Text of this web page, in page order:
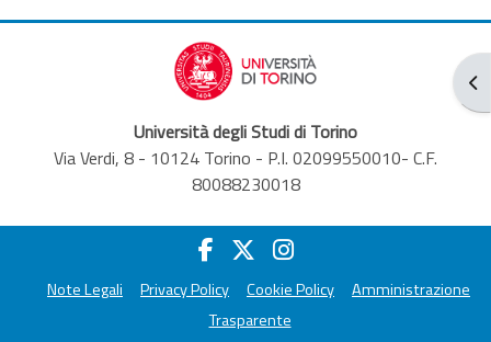
Università degli Studi di Torino
Via Verdi, 8 - 10124 Torino - P.I. 02099550010- C.F.
80088230018
Note Legali Privacy Policy Cookie Policy
Amministrazione
Trasparente